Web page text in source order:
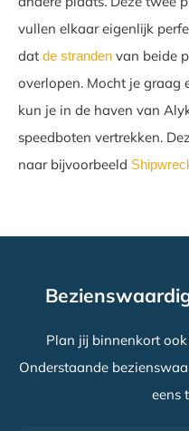
vullen elkaar eigenlijk
dat de stranden van beide
overlopen. Mocht je graag
kun je in de haven van
speedboten vertrekken.
naar bijvoorbeeld
Plan jij binnenkort
Onderstaande
eens